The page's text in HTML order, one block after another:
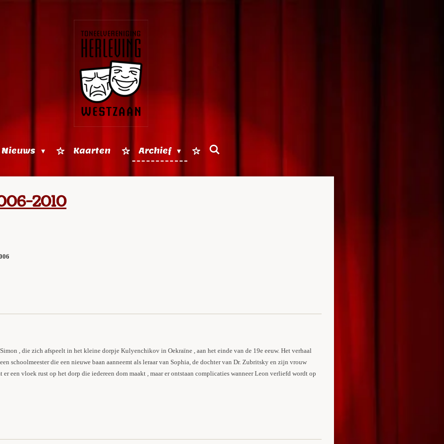
Nieuws Kaarten Archief
2010
, die zich afspeelt in het kleine dorpje Kulyenchikov in Oekraïne , aan het einde van de 19e eeuw. Het verhaal
schoolmeester die een nieuwe baan aanneemt als leraar van Sophia, de dochter van Dr. Zubritsky en zijn vrouw
er een vloek rust op het dorp die iedereen dom maakt , maar er ontstaan ​​complicaties wanneer Leon verliefd wordt op